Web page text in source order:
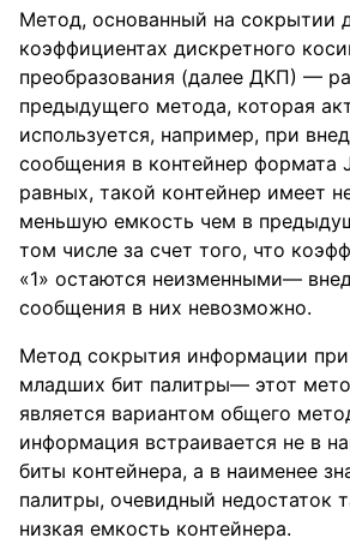
Метод, основанный на сокрытии
коэффициентах дискретного
преобразования (далее ДКП) —
предыдущего метода, которая
используется, например, при
сообщения в контейнер формата
равных, такой контейнер имеет
меньшую емкость чем в
том числе за счет того, что
«1» остаются неизменными—
сообщения в них невозможно.
Метод сокрытия информации
младших бит палитры— этот
является вариантом общего
информация встраивается не в
биты контейнера, а в наименее
палитры, очевидный недостаток
низкая емкость контейнера.